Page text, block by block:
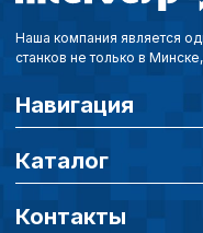
Наша компания является
станков не только в
Навигация
Каталог
Контакты